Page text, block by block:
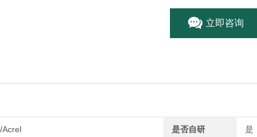
立即咨询
Acrel 是否自研 是